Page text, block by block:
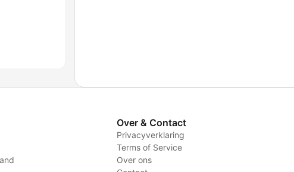
Over & Contact
Privacyverklaring
Terms of Service
Over ons